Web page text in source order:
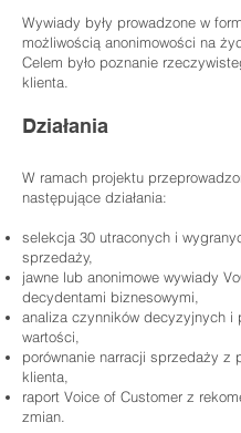
Wywiady były prowadzone w
możliwością anonimowości na
Celem było poznanie
klienta.
Działania
W ramach projektu
następujące działania:
selekcja 30 utraconych i
sprzedaży,
jawne lub anonimowe wywiady
decydentami biznesowymi,
analiza czynników decyzyjnych i
wartości,
porównanie narracji sprzedaży z
klienta,
raport Voice of Customer z
zmian.